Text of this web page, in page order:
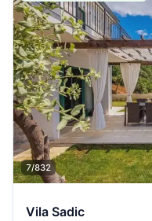
7/832
Vila Sadic